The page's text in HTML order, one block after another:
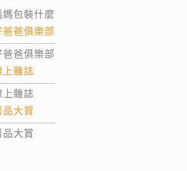
媽包裝什麼
爸爸俱樂部
爸爸俱樂部
上雜誌
上雜誌
品大賞
品大賞